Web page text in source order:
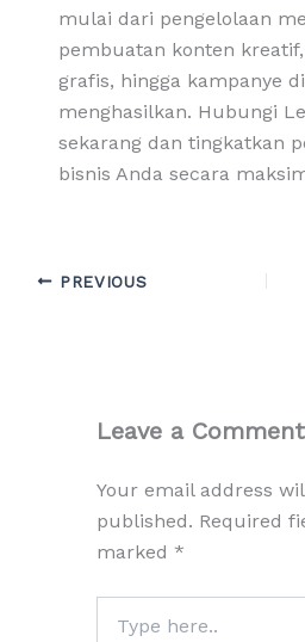
mulai dari pengelolaan
pembuatan konten kreatif,
grafis, hingga kampanye
menghasilkan. Hubungi
sekarang dan tingkatkan
bisnis Anda secara
PREVIOUS
Leave a Comment
Your email address
published. Required
marked *
here..